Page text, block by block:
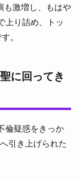
も激増し、もはや
上り詰め、トッ
。
に回ってき
倫疑惑をきっか
引き上げられた